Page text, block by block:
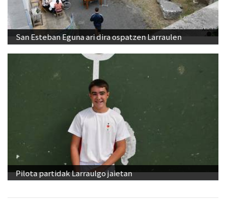
San Esteban Eguna ari dira ospatzen Larraulen
Pilota partidak Larraulgo jaietan